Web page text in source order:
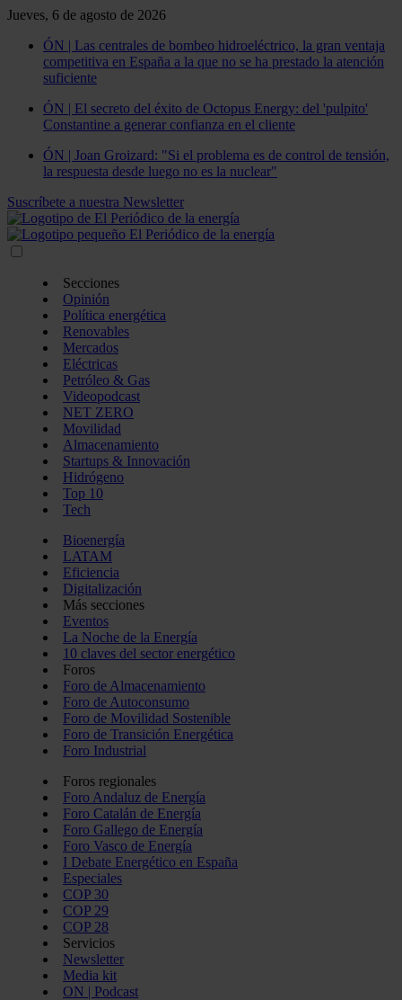
Jueves, 6 de agosto de 2026
ÓN | Las centrales de bombeo hidroeléctrico, la gran ventaja
competitiva en España a la que no se ha prestado la atención
suficiente
ÓN | El secreto del éxito de Octopus Energy: del 'pulpito'
Constantine a generar confianza en el cliente
ÓN | Joan Groizard: "Si el problema es de control de tensión,
la respuesta desde luego no es la nuclear"
Suscríbete a nuestra Newsletter
Secciones
Opinión
Política energética
Renovables
Mercados
Eléctricas
Petróleo & Gas
Videopodcast
NET ZERO
Movilidad
Almacenamiento
Startups & Innovación
Hidrógeno
Top 10
Tech
Bioenergía
LATAM
Eficiencia
Digitalización
Más secciones
Eventos
La Noche de la Energía
10 claves del sector energético
Foros
Foro de Almacenamiento
Foro de Autoconsumo
Foro de Movilidad Sostenible
Foro de Transición Energética
Foro Industrial
Foros regionales
Foro Andaluz de Energía
Foro Catalán de Energía
Foro Gallego de Energía
Foro Vasco de Energía
I Debate Energético en España
Especiales
COP 30
COP 29
COP 28
Servicios
Newsletter
Media kit
ON | Podcast